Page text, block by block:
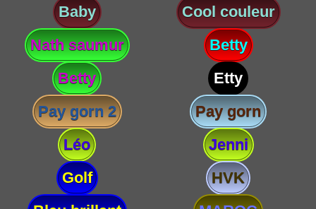
Baby
Cool couleur
Nath saumur
Betty
Betty
Etty
Pay gorn 2
Pay gorn
Léo
Jenni
Golf
HVK